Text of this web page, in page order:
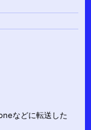
などに転送した